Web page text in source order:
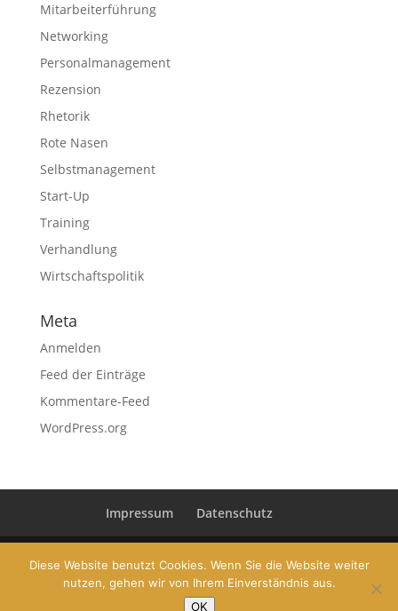
Mitarbeiterführung
Networking
Personalmanagement
Rezension
Rhetorik
Rote Nasen
Selbstmanagement
Start-Up
Training
Verhandlung
Wirtschaftspolitik
Meta
Anmelden
Feed der Einträge
Kommentare-Feed
WordPress.org
Impressum Datenschutz
© 2019 Dr. Conrad Pramböck | Gehaltsberatung und
Diese Website benutzt Cookies. Wenn Sie die Website weiter
nutzen, gehen wir von Ihrem Einverständnis aus.
OK